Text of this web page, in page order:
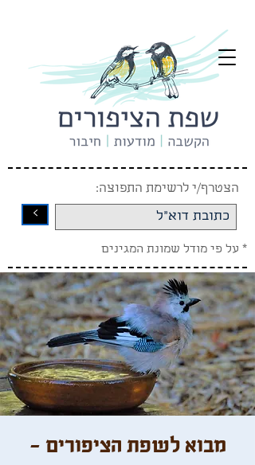
* על פי מודל שמונת המגינים
הצטרף/י לרשימת התפוצה:
<
מבוא לשפת הציפורים -